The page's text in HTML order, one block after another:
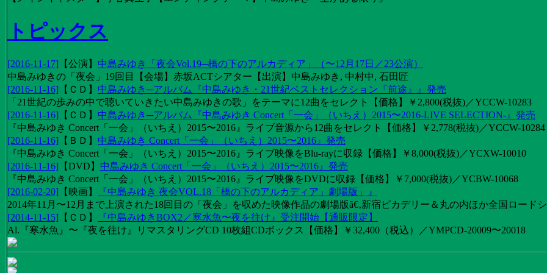
トピックス
[2016-11-17] 【公演】 中島みゆき「夜会Vol.19─橋の下のアルカディア」（〜12月17日／23公演）
中島みゆきの「夜会」19回目【会場】赤坂ACTシアター【出演】中島みゆき, 中村中, 石田匠
[2016-11-16] 【 ＣＤ 】 中島みゆき─アルバム『中島みゆき・21世紀ベストセレクション『前途』』発売
「21世紀の歩みの中で聴いていきたい中島みゆきの歌」をテーマに12曲をセレクト【価格】￥2,800(税抜)／YCCW-10283
[2016-11-16] 【 ＣＤ 】 中島みゆき─アルバム『中島みゆき Concert「一会」（いちえ）2015〜2016-LIVE SELECTION-』発売
『中島みゆき Concert「一会」（いちえ）2015〜2016』ライブ音源から12曲をセレクト【価格】￥2,778(税抜)／YCCW-10284
[2016-11-16] 【 ＢＤ 】 中島みゆき Concert「一会」（いちえ）2015〜2016』発売
『中島みゆき Concert「一会」（いちえ）2015〜2016』ライブ映像をBlu-rayに収録【価格】￥8,000(税抜)／YCXW-10010
[2016-11-16] 【DVD 】 中島みゆき Concert「一会」（いちえ）2015〜2016』発売
『中島みゆき Concert「一会」（いちえ）2015〜2016』ライブ映像をDVDに収録【価格】￥7,000(税抜)／YCBW-10068
[2016-02-20] 【 映画】
『中島みゆき 夜会VOL.18「橋の下のアルカディア」劇場版」』
2014年11月〜12月まで上演された18回目の「夜会」を収めた映像作品の劇場版ã€‚新宿ピカデリー＆丸の内ほか全国ロード
[2014-11-15] 【 ＣＤ 】
『中島みゆきBOX2／寒水魚〜夜を往け』受注開始【通販限定】
Al.『寒水魚』〜『夜を往け』リマスタリングCD 10枚組CDボックス【価格】￥32,400（税込）／YMPCD-20009〜20018